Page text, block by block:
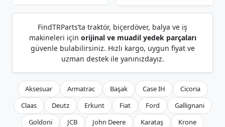
FindTRParts’ta traktör, biçerdöver, balya ve iş
makineleri için orijinal ve muadil yedek parçaları
güvenle bulabilirsiniz. Hızlı kargo, uygun fiyat ve
uzman destek ile yanınızdayız.
Aksesuar Armatrac Başak Case IH
Cicoria
Claas
Deutz Erkunt Fiat Ford
Gallignani
Goldoni
JCB John Deere Karataş
Krone